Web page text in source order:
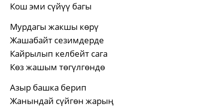
Кош эми сүйүү багы
Мурдагы жакшы көрү
Жашабайт сезимдерде
Кайрылып келбейт сага
Көз жашым төгүлгөндө
Азыр башка берип
Жанындай сүйгөн жарың